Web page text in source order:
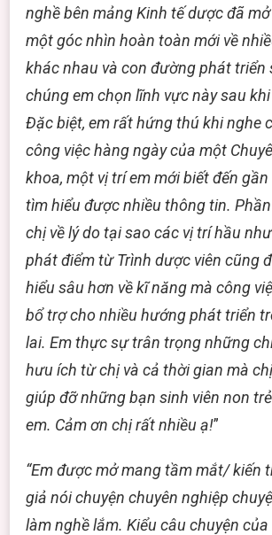
nghề bên mảng Kinh tế dược đã
một góc nhìn hoàn toàn mới về
khác nhau và con đường phát triển
chúng em chọn lĩnh vực này sau
Đặc biệt, em rất hứng thú khi nghe
công việc hàng ngày của một
khoa, một vị trí em mới biết đến
tìm hiểu được nhiều thông tin.
chị về lý do tại sao các vị trí hầu
phát điểm từ Trình dược viên cũng
hiểu sâu hơn về kĩ năng mà công
bổ trợ cho nhiều hướng phát triển
lai. Em thực sự trân trọng những
hưu ích từ chị và cả thời gian mà
giúp đỡ những bạn sinh viên non
em. Cảm ơn chị rất nhiều ạ!”
“Em được mở mang tầm mắt/ kiến
giả nói chuyện chuyên nghiệp
làm nghề lắm. Kiểu câu chuyện